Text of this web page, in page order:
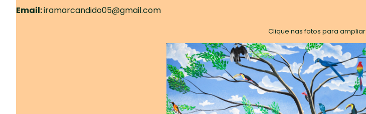
Email:iramarcandido05@gmail.com
Clique nas fotos para ampliar